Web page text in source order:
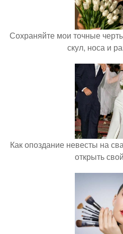
Сохраняйте мои точные
скул, носа и
Как опоздание невесты на
открыть